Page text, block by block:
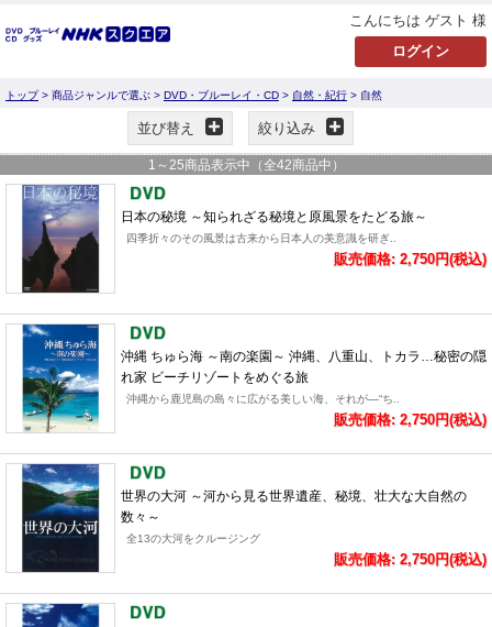
こんにちは ゲスト 様
トップ> 商品ジャンルで選ぶ > DVD・ブルーレイ・CD > 自然・紀行 > 自然
並び替え 絞り込み
1 ～ 25商品表示中（全42商品中）
日本の秘境 ～知られざる秘境と原風景をたどる旅～
四季折々のその風景は古来から日本人の美意識を研ぎ..
販売価格: 2,750円(税込)
沖縄 ちゅら海 ～南の楽園～ 沖縄、八重山、トカラ…秘密の隠
れ家 ビーチリゾートをめぐる旅
沖縄から鹿児島の島々に広がる美しい海、それが―“ち..
販売価格: 2,750円(税込)
世界の大河 ～河から見る世界遺産、秘境、壮大な大自然の
数々～
全13の大河をクルージング
販売価格: 2,750円(税込)